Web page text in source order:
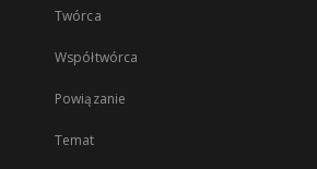
Twórca
Współtwórca
Powiązanie
Temat